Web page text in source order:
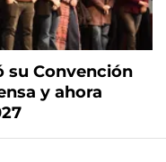
su Convención
y ahora